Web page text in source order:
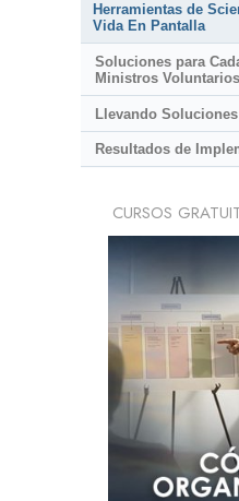
Herramientas de
Vida En Pantalla
Soluciones para
Ministros
Llevando
Resultados de
CURSOS